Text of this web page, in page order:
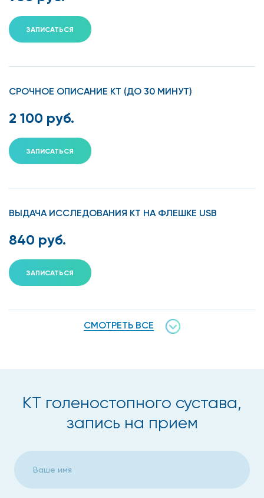
ЗАПИСАТЬСЯ
СРОЧНОЕ ОПИСАНИЕ КТ (ДО 30 МИНУТ)
2 100 руб.
ЗАПИСАТЬСЯ
ВЫДАЧА ИССЛЕДОВАНИЯ КТ НА ФЛЕШКЕ USB
840 руб.
ЗАПИСАТЬСЯ
СМОТРЕТЬ ВСЕ
КТ голеностопного сустава,
запись на прием